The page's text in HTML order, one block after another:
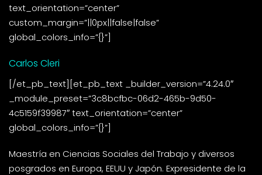
text_orientation=”center”
custom_margin=”||0px||false|false”
global_colors_info=”{}”]
Carlos Cleri
[/et_pb_text][et_pb_text _builder_version=”4.24.0″
_module_preset=”3c8bcfbc-06d2-465b-9d50-
4c5159f39987″ text_orientation=”center”
global_colors_info=”{}”]
Maestría en Ciencias Sociales del Trabajo y diversos
posgrados en Europa, EEUU y Japón. Expresidente de la